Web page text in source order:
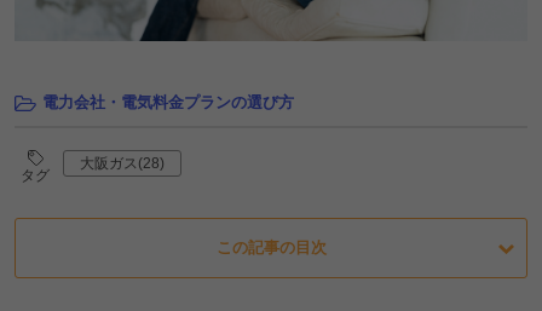
電力会社・電気料金プランの選び方
タグ
大阪ガス(28)
この記事の目次